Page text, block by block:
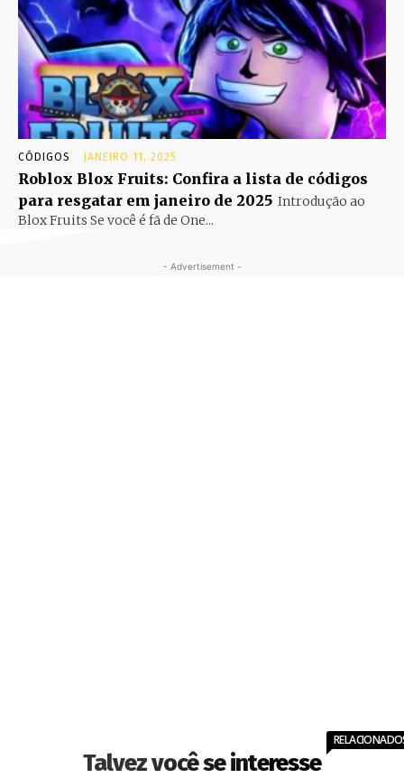
CÓDIGOS JANEIRO 11, 2025
Roblox Blox Fruits: Confira a lista de códigos
para resgatar em janeiro de 2025 Introdução ao
Blox Fruits Se você é fã de One...
- Advertisement -
Talvez você se interesse